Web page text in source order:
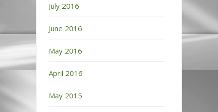
July 2016
June 2016
May 2016
April 2016
May 2015